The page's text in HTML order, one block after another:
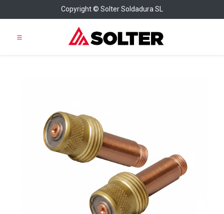
Copyright © Solter Soldadura SL